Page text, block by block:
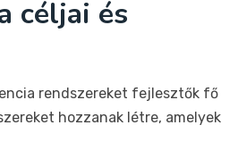
céljai és
rendszereket fejlesztők fő
hozzanak létre, amelyek